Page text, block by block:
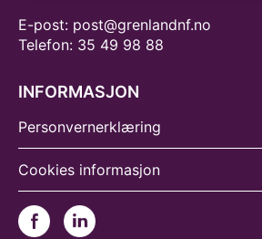
E-post: post@grenlandnf.no
Telefon: 35 49 98 88
INFORMASJON
Personvernerklæring
Cookies informasjon